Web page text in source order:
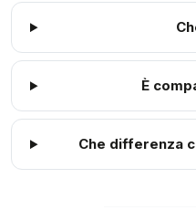
È
Che differenza